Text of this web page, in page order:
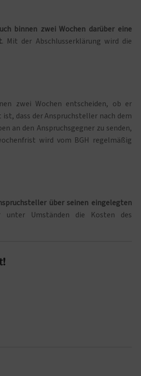
binnen zwei Wochen darüber eine
. Mit der Abschlusserklärung wird die
zwei Wochen entscheiden, ob er
dass der Anspruchsteller nach dem
an den Anspruchsgegner zu senden,
wird vom BGH regelmäßig
über seinen eingelegten
Umständen die Kosten des